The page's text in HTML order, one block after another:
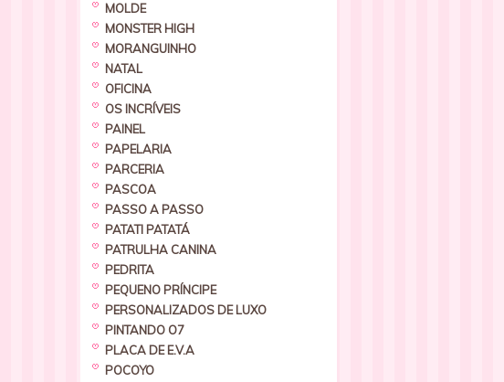
MOLDE
MONSTER HIGH
MORANGUINHO
NATAL
OFICINA
OS INCRÍVEIS
PAINEL
PAPELARIA
PARCERIA
PASCOA
PASSO A PASSO
PATATI PATATÁ
PATRULHA CANINA
PEDRITA
PEQUENO PRÍNCIPE
PERSONALIZADOS DE LUXO
PINTANDO O7
PLACA DE E.V.A
POCOYO